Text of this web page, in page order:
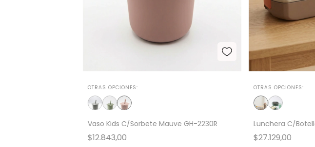
OTRAS OPCIONES:
Vaso Kids C/Sorbete Mauve GH-2230R
$12.843,00
OTRAS OPCIONES:
Lunchera C/
$27.129,00